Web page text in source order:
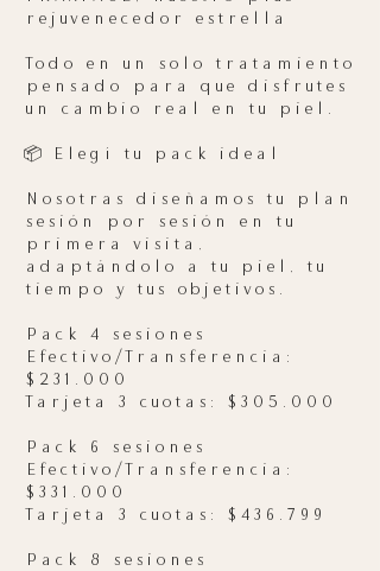
rejuvenecedor estrella
Todo en un solo tratamiento
pensado para que disfrutes
un cambio real en tu piel.
📦 Elegí tu pack ideal
Nosotras diseñamos tu plan
sesión por sesión en tu
primera visita,
adaptándolo a tu piel, tu
tiempo y tus objetivos.
Pack 4 sesiones
Efectivo/Transferencia:
$231.000
Tarjeta 3 cuotas: $305.000
Pack 6 sesiones
Efectivo/Transferencia:
$331.000
Tarjeta 3 cuotas: $436.799
Pack 8 sesiones